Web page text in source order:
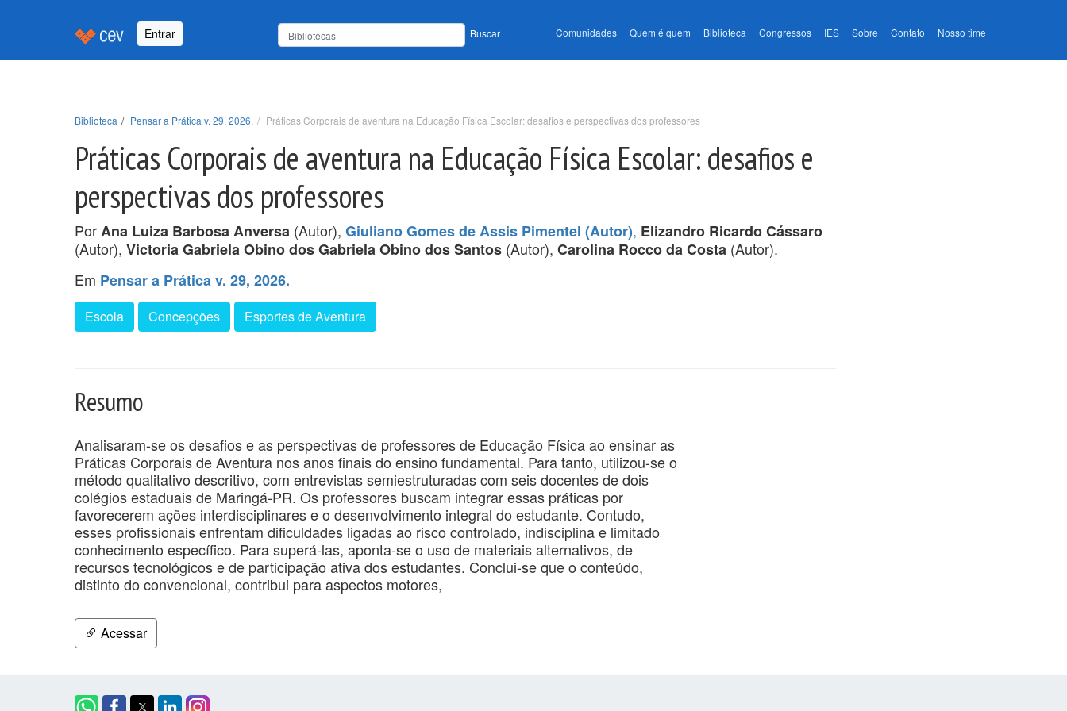
Entrar Buscar Comunidades Quem é quem Biblioteca Congressos IES Sobre Contato Nosso time
Biblioteca Pensar a Prática v. 29, 2026. Práticas Corporais de aventura na Educação Física Escolar: desafios e perspectivas dos professores
Práticas Corporais de aventura na Educação Física Escolar: desafios e
perspectivas dos professores
PorAna Luiza Barbosa Anversa (Autor), Giuliano Gomes de Assis Pimentel (Autor), Elizandro Ricardo Cássaro
(Autor), Victoria Gabriela Obino dos Gabriela Obino dos Santos (Autor), Carolina Rocco da Costa (Autor).
Em Pensar a Prática v. 29, 2026.
Escola Concepções Esportes de Aventura
Resumo
Analisaram-se os desafios e as perspectivas de professores de Educação Física ao ensinar as
Práticas Corporais de Aventura nos anos finais do ensino fundamental. Para tanto, utilizou-se o
método qualitativo descritivo, com entrevistas semiestruturadas com seis docentes de dois
colégios estaduais de Maringá-PR. Os professores buscam integrar essas práticas por
favorecerem ações interdisciplinares e o desenvolvimento integral do estudante. Contudo,
esses profissionais enfrentam dificuldades ligadas ao risco controlado, indisciplina e limitado
conhecimento específico. Para superá-las, aponta-se o uso de materiais alternativos, de
recursos tecnológicos e de participação ativa dos estudantes. Conclui-se que o conteúdo,
distinto do convencional, contribui para aspectos motores,
Acessar